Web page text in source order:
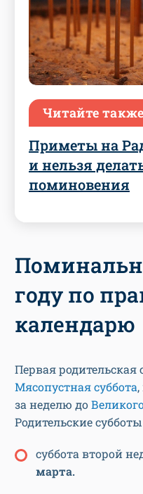
Читайте также
Приметы на
и нельзя
поминовения
году по
календарю
Первая
Мясопустная суббота
за неделю до
Родительские
суббота второй
марта.